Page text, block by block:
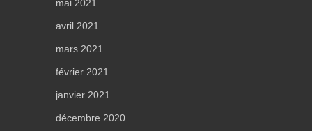
mai 2021
avril 2021
mars 2021
février 2021
janvier 2021
décembre 2020